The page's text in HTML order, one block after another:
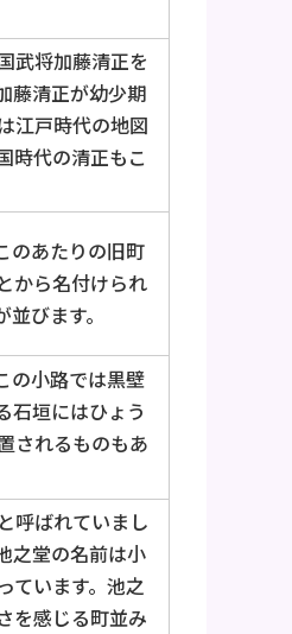
武将加藤清正を
藤清正が幼少期
江戸時代の地図
時代の清正もこ
のあたりの旧町
から名付けられ
びます。
の小路では黒壁
石垣にはひょう
されるものもあ
呼ばれていまし
之堂の名前は小
ています。池之
を感じる町並み